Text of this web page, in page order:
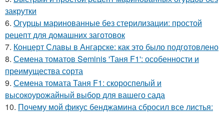
закрутки
6. Огурцы маринованные без стерилизации: простой
рецепт для домашних заготовок
7. Концерт Славы в Ангарске: как это было подготовлено
8. Семена томатов Seminis 'Таня F1': особенности и
преимущества сорта
9. Семена томата Таня F1: скороспелый и
высокоурожайный выбор для вашего сада
10. Почему мой фикус бенджамина сбросил все листья: